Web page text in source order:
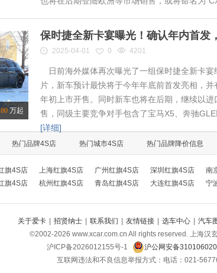
万起
保时捷全新卡宴曝光！确认年内首发
2025-04-01 0 4201
日前海外媒体再次曝光了一组保时捷全新卡宴
片，新车预计最快将于今年年底前首发亮相，
年初上市开售。同时新车也将在后期，继续以
售，同级主要竞争对手包含了宝马X5、奔驰GLE
[详细]
热门品牌4S店 热门城市4S店 热门品牌降价信息
旗4S店 上海红旗4S店 广州红旗4S店 深圳红旗4S店 南
旗4S店 杭州红旗4S店 青岛红旗4S店 大连红旗4S店 宁
关于爱卡 | 招贤纳士 | 联系我们 | 友情链接 | 选车中心 | 汽车
©2002-2026 www.xcar.com.cn All rights reserved. 上海汉
沪ICP备2026012155号-1
沪公网安备
互联网违法和不良信息举报方式：电话：021-